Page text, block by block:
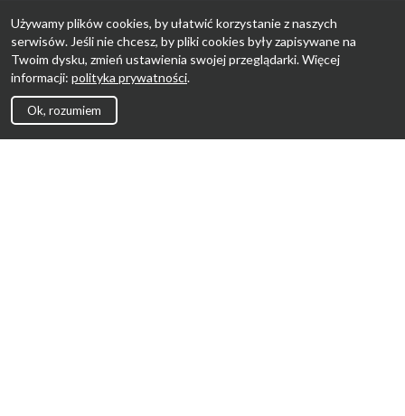
Używamy plików cookies, by ułatwić korzystanie z naszych
serwisów. Jeśli nie chcesz, by pliki cookies były zapisywane na
Twoim dysku, zmień ustawienia swojej przeglądarki. Więcej
informacji: polityka prywatności.
Ok, rozumiem